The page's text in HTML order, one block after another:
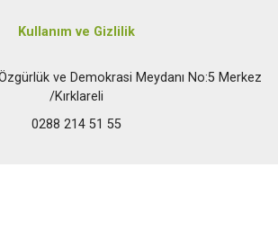
Kullanım ve Gizlilik
ve Demokrasi Meydanı No:5 Merkez
/Kırklareli
0288 214 51 55